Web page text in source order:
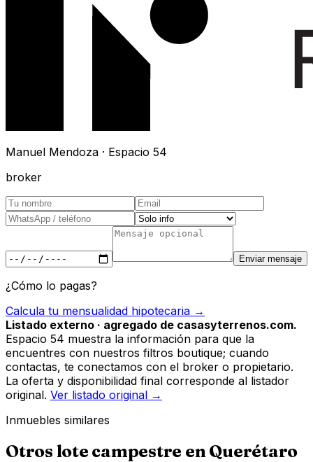
Manuel Mendoza · Espacio 54
broker
Enviar mensaje
¿Cómo lo pagas?
Calcula tu mensualidad hipotecaria →
Listado externo · agregado de casasyterrenos.com.
Espacio 54 muestra la información para que la
encuentres con nuestros filtros boutique; cuando
contactas, te conectamos con el broker o propietario.
La oferta y disponibilidad final corresponde al listador
original. Ver listado original →
Inmuebles similares
Otros lote campestre en Querétaro